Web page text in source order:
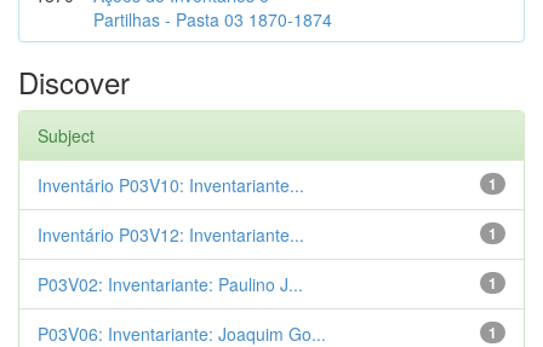
Partilhas - Pasta 03 1870-1874
Discover
Subject
1
Inventário P03V10: Inventariante...
1
Inventário P03V12: Inventariante...
1
P03V02: Inventariante: Paulino J...
1
P03V06: Inventariante: Joaquim Go...